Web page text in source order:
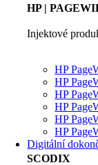
HP|
Injektové
HP
HP
HP
HP
HP
HP
Digitální
SCODIX